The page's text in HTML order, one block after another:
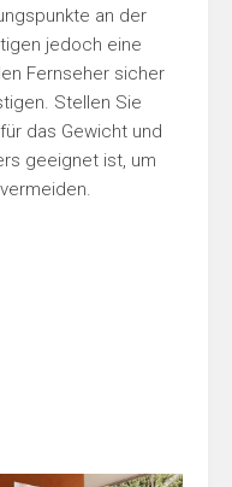
an der
jedoch eine
Fernseher sicher
Stellen Sie
das Gewicht und
geeignet ist, um